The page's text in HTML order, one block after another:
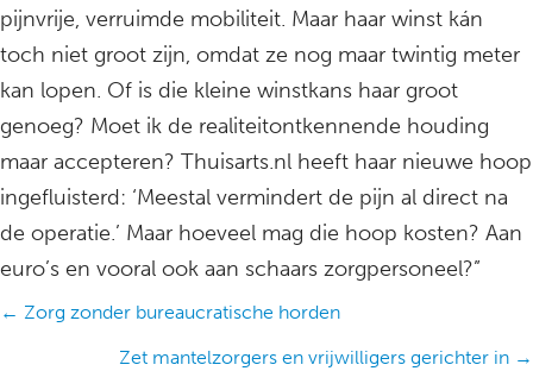
pijnvrije, verruimde mobiliteit. Maar haar winst kán
toch niet groot zijn, omdat ze nog maar twintig meter
kan lopen. Of is die kleine winstkans haar groot
genoeg? Moet ik de realiteitontkennende houding
maar accepteren? Thuisarts.nl heeft haar nieuwe hoop
ingefluisterd: ‘Meestal vermindert de pijn al direct na
de operatie.’ Maar hoeveel mag die hoop kosten? Aan
euro’s en vooral ook aan schaars zorgpersoneel?”
Posts
navigation
← Zorg zonder bureaucratische horden
Zet mantelzorgers en vrijwilligers gerichter in →